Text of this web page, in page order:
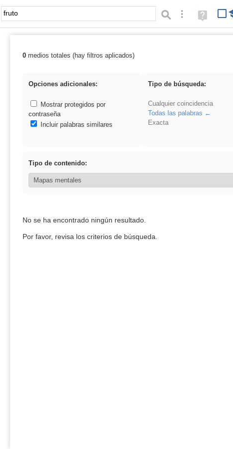
Palabra o frase: Búsqueda avanzada
Ayuda
(en
Resultados de: fruto
0medios totales (hay filtros aplicados)
Opciones adicionales:
Mostrar protegidos por
contraseña
Incluir palabras similares
Tipo de búsqueda:
Cualquier coincidencia
Todas las palabras
Exacta
Tipo de contenido:
No se ha encontrado ningún resultado.
Por favor, revisa los criterios de búsqueda.